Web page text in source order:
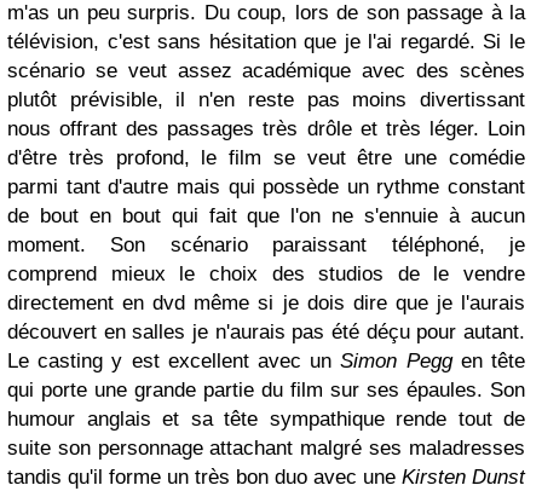
m'as un peu surpris. Du coup, lors de son passage à la
télévision, c'est sans hésitation que je l'ai regardé. Si le
scénario se veut assez académique avec des scènes
plutôt prévisible, il n'en reste pas moins divertissant
nous offrant des passages très drôle et très léger. Loin
d'être très profond, le film se veut être une comédie
parmi tant d'autre mais qui possède un rythme constant
de bout en bout qui fait que l'on ne s'ennuie à aucun
moment. Son scénario paraissant téléphoné, je
comprend mieux le choix des studios de le vendre
directement en dvd même si je dois dire que je l'aurais
découvert en salles je n'aurais pas été déçu pour autant.
Le casting y est excellent avec unSimon Peggen tête
qui porte une grande partie du film sur ses épaules. Son
humour anglais et sa tête sympathique rende tout de
suite son personnage attachant malgré ses maladresses
tandis qu'il forme un très bon duo avec une Kirsten Dunst